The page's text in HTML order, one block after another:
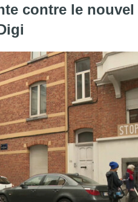
contre le nouvel